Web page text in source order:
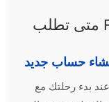
حساب جديد
عند بدء رحلتك مع Floatme، يكون التحقق ضروريًا لتأكيد